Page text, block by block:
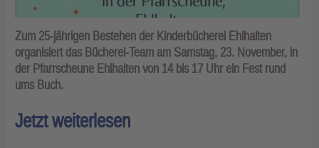
Zum 25-jährigen Bestehen der Kinderbücherei Ehlhalten
organisiert das Bücherei-Team am Samstag, 23. November, in
der Pfarrscheune Ehlhalten von 14 bis 17 Uhr ein Fest rund
ums Buch.
Jetzt weiterlesen